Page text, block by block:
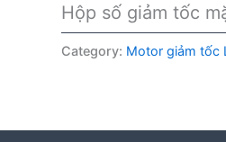
Hộp số giảm tốc
Category: Motor giảm tốc